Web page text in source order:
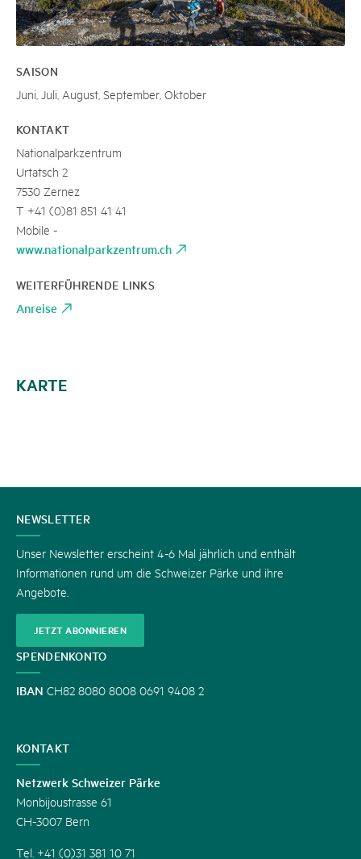
SAISON
Juni, Juli, August, September, Oktober
KONTAKT
Nationalparkzentrum
Urtatsch 2
7530 Zernez
T +41 (0)81 851 41 41
Mobile -
www.nationalparkzentrum.ch
WEITERFÜHRENDE LINKS
Anreise
KARTE
KONTAKT
NEWSLETTER
Unser Newsletter erscheint 4-6 Mal jährlich und enthält
Informationen rund um die Schweizer Pärke und ihre
Angebote.
JETZT ABONNIEREN
SPENDENKONTO
IBAN CH82 8080 8008 0691 9408 2
KONTAKT
Netzwerk Schweizer Pärke
Monbijoustrasse 61
CH-3007 Bern
Tel. +41 (0)31 381 10 71